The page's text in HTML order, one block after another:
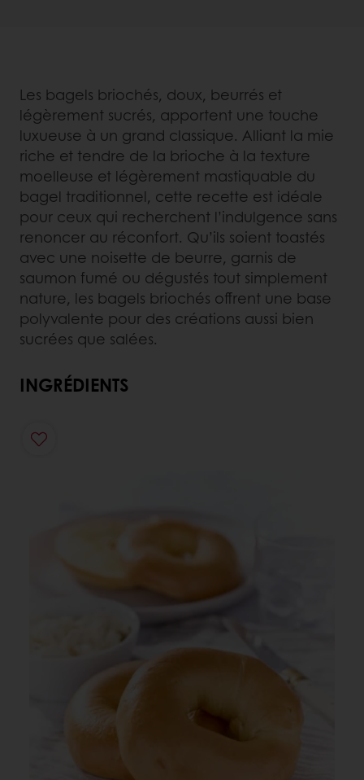
Les bagels briochés, doux, beurrés et
légèrement sucrés, apportent une touche
luxueuse à un grand classique. Alliant la mie
riche et tendre de la brioche à la texture
moelleuse et légèrement mastiquable du
bagel traditionnel, cette recette est idéale
pour ceux qui recherchent l’indulgence sans
renoncer au réconfort. Qu’ils soient toastés
avec une noisette de beurre, garnis de
saumon fumé ou dégustés tout simplement
nature, les bagels briochés offrent une base
polyvalente pour des créations aussi bien
sucrées que salées.
INGRÉDIENTS